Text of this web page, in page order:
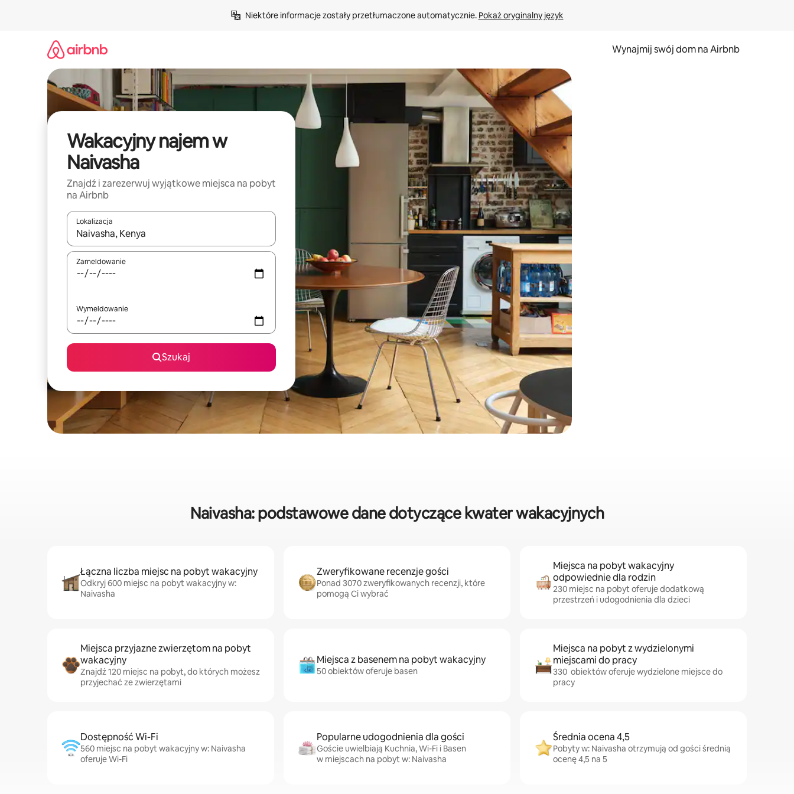
Niektóre informacje zostały przetłumaczone automatycznie. Pokaż oryginalny język
Wynajmij swój dom na Airbnb
Wakacyjny najem w
Naivasha
Znajdź i zarezerwuj wyjątkowe miejsca na pobyt
na Airbnb
Lokalizacja
Gdy wyniki będą dostępne, możesz poruszać się po nich za pomocą klawiszy strzałek w górę i w dół lub przeglądać je za pomocą gestów dotykowych lub przesuwania.
Zameldowanie
Wymeldowanie
Szukaj
Naivasha: podstawowe dane dotyczące kwater wakacyjnych
Łączna liczba miejsc na pobyt wakacyjny
Odkryj 600 miejsc na pobyt wakacyjny w:
Naivasha
Zweryfikowane recenzje gości
Ponad 3070 zweryfikowanych recenzji, które
pomogą Ci wybrać
Miejsca na pobyt wakacyjny
odpowiednie dla rodzin
230 miejsc na pobyt oferuje dodatkową
przestrzeń i udogodnienia dla dzieci
Miejsca przyjazne zwierzętom na pobyt
wakacyjny
Znajdź 120 miejsc na pobyt, do których możesz
przyjechać ze zwierzętami
Miejsca z basenem na pobyt wakacyjny
50 obiektów oferuje basen
Miejsca na pobyt z wydzielonymi
miejscami do pracy
330 obiektów oferuje wydzielone miejsce do
pracy
Dostępność Wi-Fi
560 miejsc na pobyt wakacyjny w: Naivasha
oferuje Wi-Fi
Popularne udogodnienia dla gości
Goście uwielbiają Kuchnia, Wi-Fi i Basen
w miejscach na pobyt w: Naivasha
Średnia ocena 4,5
Pobyty w: Naivasha otrzymują od gości średnią
ocenę 4,5 na 5